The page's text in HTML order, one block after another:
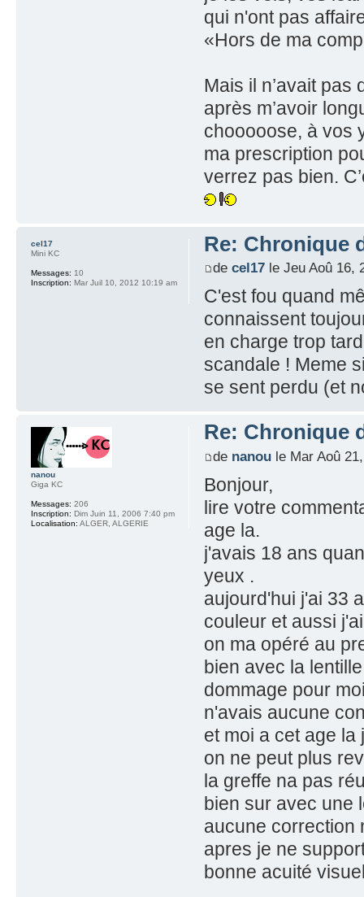
qui n'ont pas
«Hors de ma
Mais il n’avait pas
après m’avoir
chooooose, à vos
ma prescription
verrez pas bien.
Re: Chronique
de cel17le Jeu Aoû 16,
C'est fou quand
connaissent
en charge trop
scandale ! Meme
se sent perdu (et
cel17
Mini KC
Messages: 10
Inscription: Mar Juil 10, 2012 10:19 am
Re: Chronique
de nanoule Mar Aoû
Bonjour,
lire votre
age la.
j'avais 18 ans
yeux .
aujourd'hui j'ai 33
couleur et aussi
on ma opéré au
bien avec la
dommage pour
n'avais aucune
et moi a cet age
on ne peut plus
la greffe na pas
bien sur avec une
aucune correction
apres je ne
bonne acuité
nanou
Giga KC
Messages: 206
Inscription: Dim Juin 11, 2006 7:40 pm
Localisation: ALGER, ALGERIE